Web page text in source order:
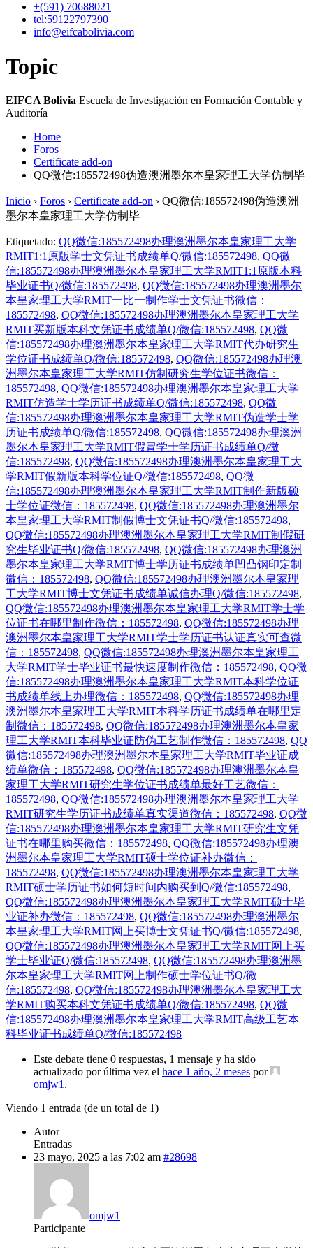
+(591) 70688021
tel:59122797390
info@eifcabolivia.com
Topic
EIFCA Bolivia Escuela de Investigación en Formación Contable y
Auditoría
Home
Foros
Certificate add-on
QQ微信:185572498伪造澳洲墨尔本皇家理工大学仿制毕
Inicio › Foros › Certificate add-on › QQ微信:185572498伪造澳洲
墨尔本皇家理工大学仿制毕
Etiquetado: QQ微信:185572498办理澳洲墨尔本皇家理工大学
RMIT1:1原版学士文凭证书成绩单Q/微信:185572498, QQ微
信:185572498办理澳洲墨尔本皇家理工大学RMIT1:1原版本科
毕业证书Q/微信:185572498, QQ微信:185572498办理澳洲墨尔
本皇家理工大学RMIT一比一制作学士文凭证书微信：
185572498, QQ微信:185572498办理澳洲墨尔本皇家理工大学
RMIT买新版本科文凭证书成绩单Q/微信:185572498, QQ微
信:185572498办理澳洲墨尔本皇家理工大学RMIT代办研究生
学位证书成绩单Q/微信:185572498, QQ微信:185572498办理澳
洲墨尔本皇家理工大学RMIT仿制研究生学位证书微信：
185572498, QQ微信:185572498办理澳洲墨尔本皇家理工大学
RMIT仿造学士学历证书成绩单Q/微信:185572498, QQ微
信:185572498办理澳洲墨尔本皇家理工大学RMIT伪造学士学
历证书成绩单Q/微信:185572498, QQ微信:185572498办理澳洲
墨尔本皇家理工大学RMIT假冒学士学历证书成绩单Q/微
信:185572498, QQ微信:185572498办理澳洲墨尔本皇家理工大
学RMIT假新版本科学位证Q/微信:185572498, QQ微
信:185572498办理澳洲墨尔本皇家理工大学RMIT制作新版硕
士学位证微信：185572498, QQ微信:185572498办理澳洲墨尔
本皇家理工大学RMIT制假博士文凭证书Q/微信:185572498,
QQ微信:185572498办理澳洲墨尔本皇家理工大学RMIT制假研
究生毕业证书Q/微信:185572498, QQ微信:185572498办理澳洲
墨尔本皇家理工大学RMIT博士学历证书成绩单凹凸钢印定制
微信：185572498, QQ微信:185572498办理澳洲墨尔本皇家理
工大学RMIT博士文凭证书成绩单诚信办理Q/微信:185572498,
QQ微信:185572498办理澳洲墨尔本皇家理工大学RMIT学士学
位证书在哪里制作微信：185572498, QQ微信:185572498办理
澳洲墨尔本皇家理工大学RMIT学士学历证书认证真实可查微
信：185572498, QQ微信:185572498办理澳洲墨尔本皇家理工
大学RMIT学士毕业证书最快速度制作微信：185572498, QQ微
信:185572498办理澳洲墨尔本皇家理工大学RMIT本科学位证
书成绩单线上办理微信：185572498, QQ微信:185572498办理
澳洲墨尔本皇家理工大学RMIT本科学历证书成绩单在哪里定
制微信：185572498, QQ微信:185572498办理澳洲墨尔本皇家
理工大学RMIT本科毕业证防伪工艺制作微信：185572498, QQ
微信:185572498办理澳洲墨尔本皇家理工大学RMIT毕业证成
绩单微信：185572498, QQ微信:185572498办理澳洲墨尔本皇
家理工大学RMIT研究生学位证书成绩单最好工艺微信：
185572498, QQ微信:185572498办理澳洲墨尔本皇家理工大学
RMIT研究生学历证书成绩单真实渠道微信：185572498, QQ微
信:185572498办理澳洲墨尔本皇家理工大学RMIT研究生文凭
证书在哪里购买微信：185572498, QQ微信:185572498办理澳
洲墨尔本皇家理工大学RMIT硕士学位证补办微信：
185572498, QQ微信:185572498办理澳洲墨尔本皇家理工大学
RMIT硕士学历证书如何短时间内购买到Q/微信:185572498,
QQ微信:185572498办理澳洲墨尔本皇家理工大学RMIT硕士毕
业证补办微信：185572498, QQ微信:185572498办理澳洲墨尔
本皇家理工大学RMIT网上买博士文凭证书Q/微信:185572498,
QQ微信:185572498办理澳洲墨尔本皇家理工大学RMIT网上买
学士毕业证Q/微信:185572498, QQ微信:185572498办理澳洲墨
尔本皇家理工大学RMIT网上制作硕士学位证书Q/微
信:185572498, QQ微信:185572498办理澳洲墨尔本皇家理工大
学RMIT购买本科文凭证书成绩单Q/微信:185572498, QQ微
信:185572498办理澳洲墨尔本皇家理工大学RMIT高级工艺本
科毕业证书成绩单Q/微信:185572498
Este debate tiene 0 respuestas, 1 mensaje y ha sido
actualizado por última vez el hace 1 año, 2 meses por
omjw1 .
Viendo 1 entrada (de un total de 1)
Autor
Entradas
23 mayo, 2025 a las 7:02 am #28698
omjw1
Participante